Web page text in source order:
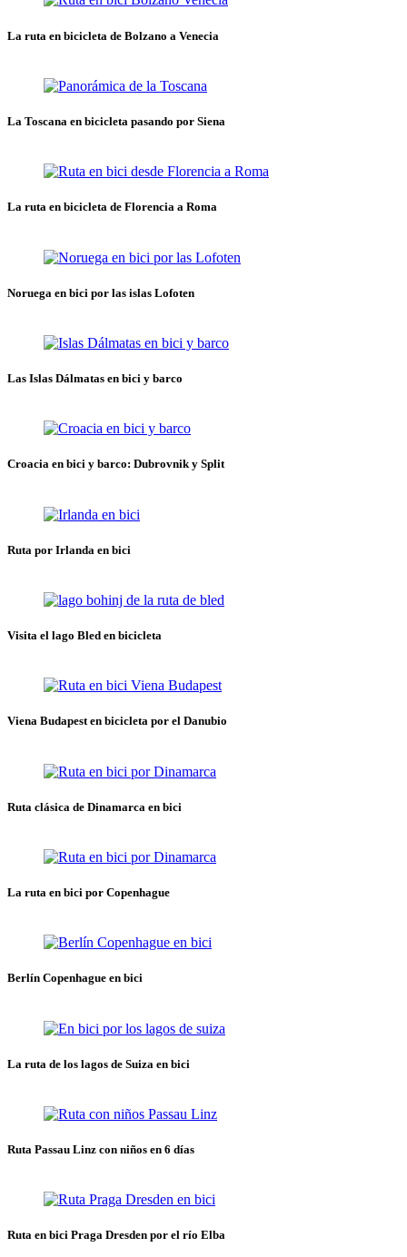
La ruta en bicicleta de Bolzano a Venecia
La Toscana en bicicleta pasando por Siena
La ruta en bicicleta de Florencia a Roma
Noruega en bici por las islas Lofoten
Las Islas Dálmatas en bici y barco
Croacia en bici y barco: Dubrovnik y Split
Ruta por Irlanda en bici
Visita el lago Bled en bicicleta
Viena Budapest en bicicleta por el Danubio
Ruta clásica de Dinamarca en bici
La ruta en bici por Copenhague
Berlín Copenhague en bici
La ruta de los lagos de Suiza en bici
Ruta Passau Linz con niños en 6 días
Ruta en bici Praga Dresden por el río Elba